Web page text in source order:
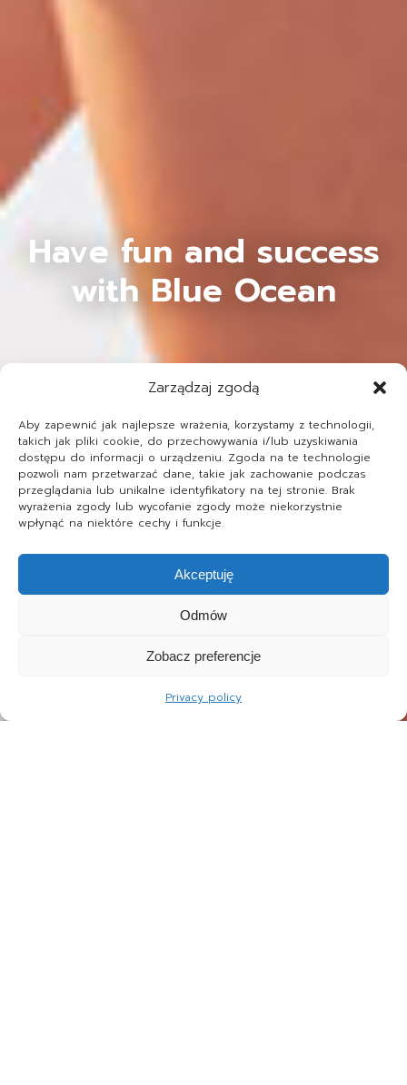
Zarządzaj zgodą
Aby zapewnić jak najlepsze wrażenia, korzystamy z technologii,
takich jak pliki cookie, do przechowywania i/lub uzyskiwania
dostępu do informacji o urządzeniu. Zgoda na te technologie
pozwoli nam przetwarzać dane, takie jak zachowanie podczas
przeglądania lub unikalne identyfikatory na tej stronie. Brak
wyrażenia zgody lub wycofanie zgody może niekorzystnie
wpłynąć na niektóre cechy i funkcje.
Akceptuję
Odmów
Zobacz preferencje
Privacy policy
Have fun and success
with Blue Ocean